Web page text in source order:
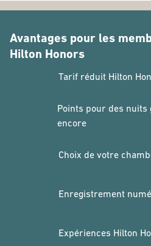
Avantages pour les
Hilton Honors
Tarif réduit Hilton
Points pour des nuits
encore
Choix de votre
Enregistrement
Expériences Hilton